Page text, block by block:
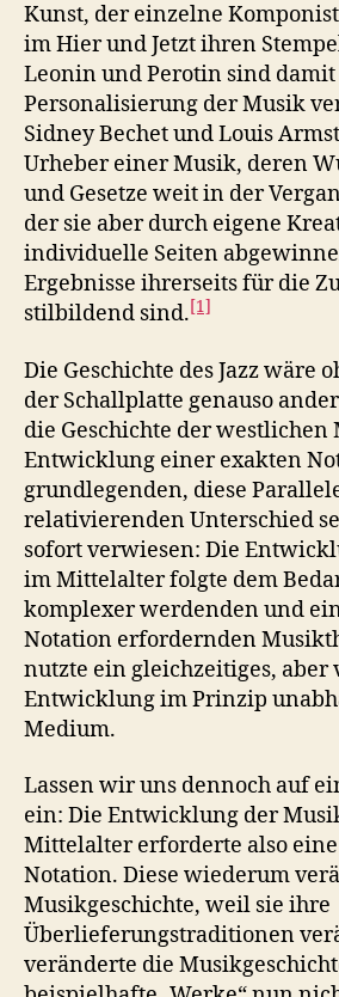
Kunst, der einzelne
im Hier und Jetzt ihren
Leonin und Perotin sind
Personalisierung der Musik
Sidney Bechet und Louis
Urheber einer Musik, deren
und Gesetze weit in der
der sie aber durch eigene
individuelle Seiten
Ergebnisse ihrerseits für die
stilbildend sind.[1]
Die Geschichte des Jazz wäre
der Schallplatte genauso
die Geschichte der westlichen
Entwicklung einer exakten
grundlegenden, diese
relativierenden Unterschied
sofort verwiesen: Die
im Mittelalter folgte dem
komplexer werdenden und
Notation erfordernden
nutzte ein gleichzeitiges, aber
Entwicklung im Prinzip
Medium.
Lassen wir uns dennoch auf
ein: Die Entwicklung der
Mittelalter erforderte also
Notation. Diese wiederum
Musikgeschichte, weil sie ihre
Überlieferungstraditionen
veränderte die